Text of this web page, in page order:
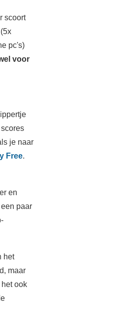
scoort
pc's)
voor
je naar
Free.
en
paar
het
maar
ook